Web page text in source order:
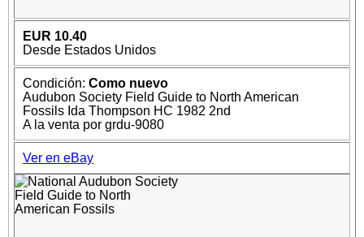
EUR 10.40
Desde Estados Unidos
Condición: Como nuevo
Audubon Society Field Guide to North American
Fossils Ida Thompson HC 1982 2nd
A la venta por grdu-9080
Ver en eBay